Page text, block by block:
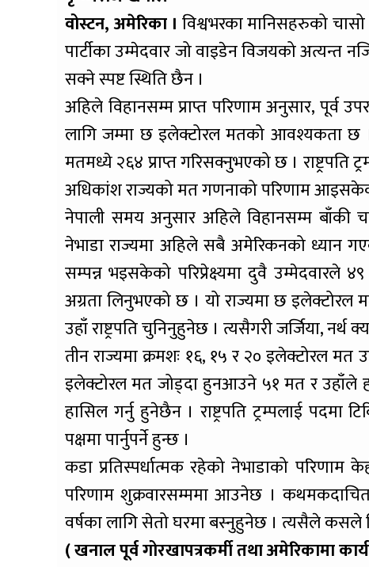
वोस्टन, अमेरिका । विश्वभरका मानिसहरुको चासो
पार्टीका उम्मेदवार जो वाइडेन विजयको
सक्ने स्पष्ट स्थिति छैन ।
अहिले विहानसम्म प्राप्त परिणाम अनुसार, पूर्व
लागि जम्मा छ इलेक्टोरल मतको आवश्यकता छ ।
मतमध्ये २६४ प्राप्त गरिसक्नुभएको छ । राष्ट्रपति
अधिकांश राज्यको मत गणनाको परिणाम
नेपाली समय अनुसार अहिले विहानसम्म बाँकी
नेभाडा राज्यमा अहिले सबै अमेरिकनको ध्यान
सम्पन्न भइसकेको परिप्रेक्ष्यमा दुवै उम्मेदवारले
अग्रता लिनुभएको छ । यो राज्यमा छ इलेक्टोरल
उहाँ राष्ट्रपति चुनिनुहुनेछ । त्यसैगरी जर्जिया, नर्थ
तीन राज्यमा क्रमशः १६, १५ र २० इलेक्टोरल मत
इलेक्टोरल मत जोड्दा हुनआउने ५१ मत र उहाँले
हासिल गर्नु हुनेछैन । राष्ट्रपति ट्रम्पलाई पदमा
पक्षमा पार्नुपर्ने हुन्छ ।
कडा प्रतिस्पर्धात्मक रहेको नेभाडाको
परिणाम शुक्रवारसम्ममा आउनेछ । कथमकदाचित
वर्षका लागि सेतो घरमा बस्नुहुनेछ । त्यसैले कसले
( खनाल पूर्व गोरखापत्रकर्मी तथा अमेरिकामा